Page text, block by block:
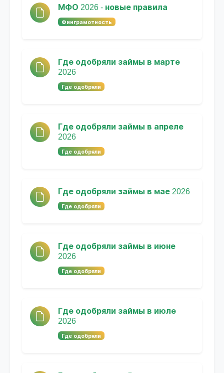
МФО 2026 - новые правила
Финграмотность
Где одобряли займы в марте
2026
Где одобряли
Где одобряли займы в апреле
2026
Где одобряли
Где одобряли займы в мае 2026
Где одобряли
Где одобряли займы в июне
2026
Где одобряли
Где одобряли займы в июле
2026
Где одобряли